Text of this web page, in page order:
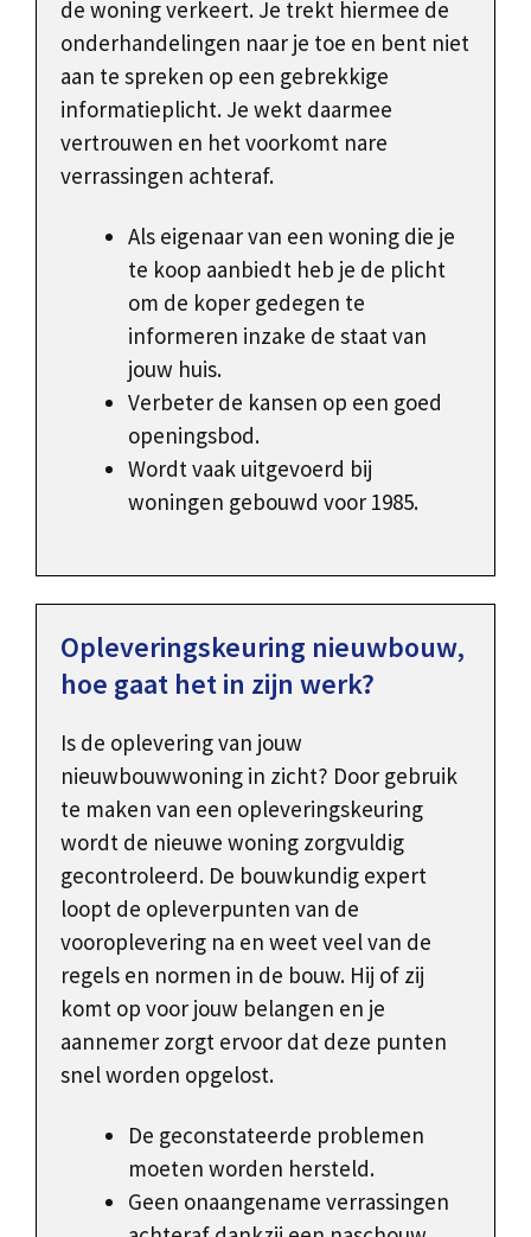
de woning verkeert. Je trekt hiermee de
onderhandelingen naar je toe en bent niet
aan te spreken op een gebrekkige
informatieplicht. Je wekt daarmee
vertrouwen en het voorkomt nare
verrassingen achteraf.
Als eigenaar van een woning die je
te koop aanbiedt heb je de plicht
om de koper gedegen te
informeren inzake de staat van
jouw huis.
Verbeter de kansen op een goed
openingsbod.
Wordt vaak uitgevoerd bij
woningen gebouwd voor 1985.
Opleveringskeuring nieuwbouw,
hoe gaat het in zijn werk?
Is de oplevering van jouw
nieuwbouwwoning in zicht? Door gebruik
te maken van een opleveringskeuring
wordt de nieuwe woning zorgvuldig
gecontroleerd. De bouwkundig expert
loopt de opleverpunten van de
vooroplevering na en weet veel van de
regels en normen in de bouw. Hij of zij
komt op voor jouw belangen en je
aannemer zorgt ervoor dat deze punten
snel worden opgelost.
De geconstateerde problemen
moeten worden hersteld.
Geen onaangename verrassingen